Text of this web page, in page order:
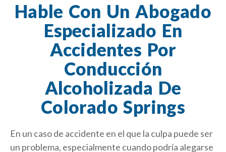
Hable Con Un Abogado
Especializado En
Accidentes Por
Conducción
Alcoholizada De
Colorado Springs
En un caso de accidente en el que la culpa puede ser
un problema, especialmente cuando podría alegarse